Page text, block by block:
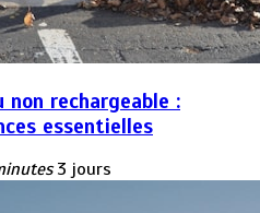
non rechargeable :
essentielles
3 jours